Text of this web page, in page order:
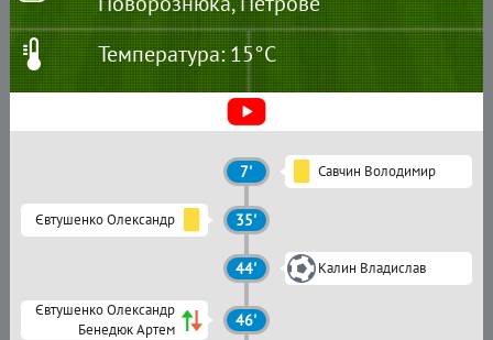
Температура: 15°C
7' Савчин Володимир
Євтушенко Олександр 35'
44' Калин Владислав
Євтушенко Олександр
Бенедюк Артем
46'